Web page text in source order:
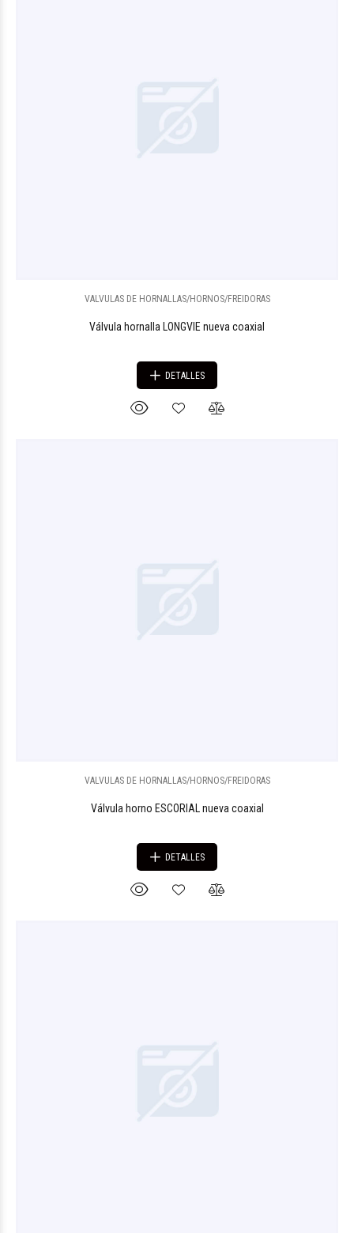
VALVULAS DE HORNALLAS/HORNOS/FREIDORAS
Válvula hornalla LONGVIE nueva coaxial
DETALLES
VALVULAS DE HORNALLAS/HORNOS/FREIDORAS
Válvula horno ESCORIAL nueva coaxial
DETALLES